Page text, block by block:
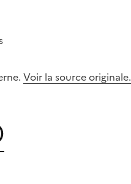
Voir la source originale.